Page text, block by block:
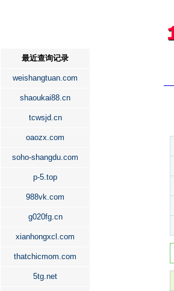
最近查询记录
weishangtuan.com
shaoukai88.cn
tcwsjd.cn
oaozx.com
soho-shangdu.com
p-5.top
988vk.com
g020fg.cn
xianhongxcl.com
thatchicmom.com
5tg.net